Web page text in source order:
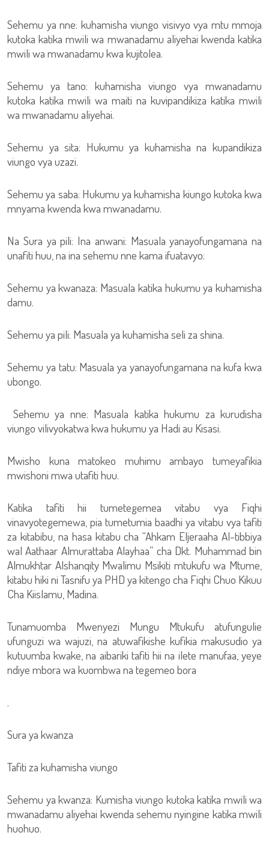
Sehemu ya nne: kuhamisha viungo visivyo vya mtu mmoja
kutoka katika mwili wa mwanadamu aliyehai kwenda katika
mwili wa mwanadamu kwa kujitolea.
Sehemu ya tano: kuhamisha viungo vya mwanadamu
kutoka katika mwili wa maiti na kuvipandikiza katika mwili
wa mwanadamu aliyehai.
Sehemu ya sita: Hukumu ya kuhamisha na kupandikiza
viungo vya uzazi.
Sehemu ya saba: Hukumu ya kuhamisha kiungo kutoka kwa
mnyama kwenda kwa mwanadamu.
Na Sura ya pili: Ina anwani: Masuala yanayofungamana na
unafiti huu, na ina sehemu nne kama ifuatavyo:
Sehemu ya kwanaza: Masuala katika hukumu ya kuhamisha
damu.
Sehemu ya pili: Masuala ya kuhamisha seli za shina.
Sehemu ya tatu: Masuala ya yanayofungamana na kufa kwa
ubongo.
Sehemu ya nne: Masuala katika hukumu za kurudisha
viungo vilivyokatwa kwa hukumu ya Hadi au Kisasi.
Mwisho kuna matokeo muhimu ambayo tumeyafikia
mwishoni mwa utafiti huu.
Katika tafiti hii tumetegemea vitabu vya Fiqhi
vinavyotegemewa, pia tumetumia baadhi ya vitabu vya tafiti
za kitabibu, na hasa kitabu cha “Ahkam Eljeraaha Al-tibbiya
wal Aathaar Almurattaba Alayhaa” cha Dkt. Muhammad bin
Almukhtar Alshanqity Mwalimu Msikiti mtukufu wa Mtume,
kitabu hiki ni Tasnifu ya PHD ya kitengo cha Fiqhi Chuo Kikuu
Cha Kiislamu, Madina.
Tunamuomba Mwenyezi Mungu Mtukufu atufungulie
ufunguzi wa wajuzi, na atuwafikishe kufikia makusudio ya
kutuumba kwake, na aibariki tafiti hii na ilete manufaa, yeye
ndiye mbora wa kuombwa na tegemeo bora
.
Sura ya kwanza
Tafiti za kuhamisha viungo
Sehemu ya kwanza: Kumisha viungo kutoka katika mwili wa
mwanadamu aliyehai kwenda sehemu nyingine katika mwili
huohuo.